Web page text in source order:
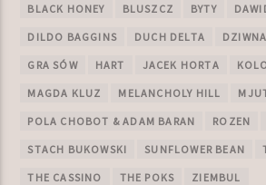
BLACK HONEY BLUSZCZ BYTY
DILDO BAGGINS DUCH DELTA
GRA SÓW HART JACEK HORTA
MAGDA KLUZ MELANCHOLY HILL
POLA CHOBOT & ADAM BARAN ROZEN
STACH BUKOWSKI SUNFLOWER BEAN
THE CASSINO THE POKS ZIEMBUL